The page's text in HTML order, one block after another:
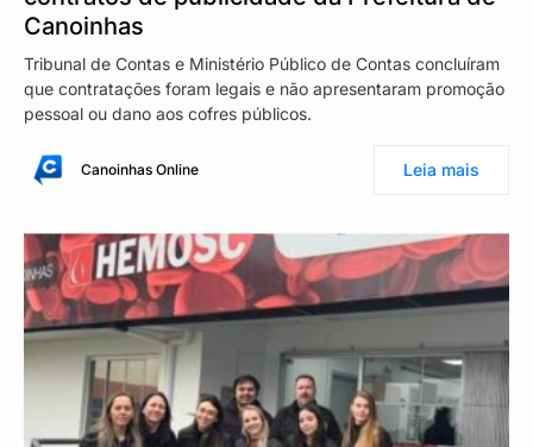
Canoinhas
Tribunal de Contas e Ministério Público de Contas concluíram
que contratações foram legais e não apresentaram promoção
pessoal ou dano aos cofres públicos.
Canoinhas Online Leia mais